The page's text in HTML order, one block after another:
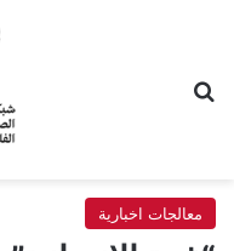
معالجات اخبارية